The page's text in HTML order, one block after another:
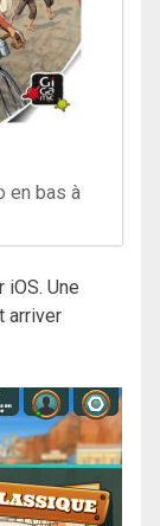
en bas à
Une
arriver